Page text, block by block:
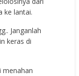
ke lantai.
Janganlah
keras di
menahan